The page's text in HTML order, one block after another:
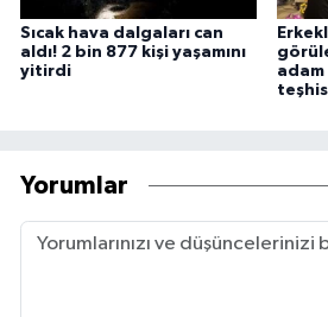
Sıcak hava dalgaları can
aldı! 2 bin 877 kişi yaşamını
yitirdi
adam
Yorumlar